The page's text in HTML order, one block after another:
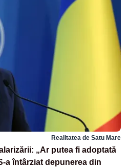
Realitatea de Satu Mare
„Ar putea fi adoptată
a întârziat depunerea din